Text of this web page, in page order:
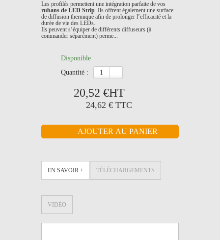
Les profilés permettent une intégration parfaite de vos
rubans de LED Strip. Ils offrent également une surface
de diffusion thermique afin de prolonger l’efficacité et la
durée de vie des LEDs.
Ils peuvent s‘équiper de différents diffuseurs (à
commander séparément) perme...
Disponible
quantité :
20,52 €HT
24,62 € TTC
EN SAVOIR + TÉLÉCHARGEMENTS
VIDÉO